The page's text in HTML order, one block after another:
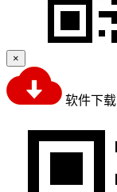
×
软件下载